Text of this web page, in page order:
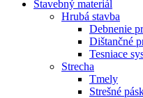
Stavebný materiál
Hrubá stavba
Debnenie
Dištančné
Tesniace
Strecha
Tmely
Strešné